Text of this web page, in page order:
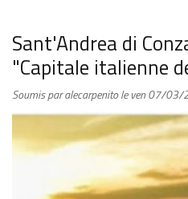
Sant'Andrea di
"Capitale italienne
Soumis paralecarpenitoleven 07/03/